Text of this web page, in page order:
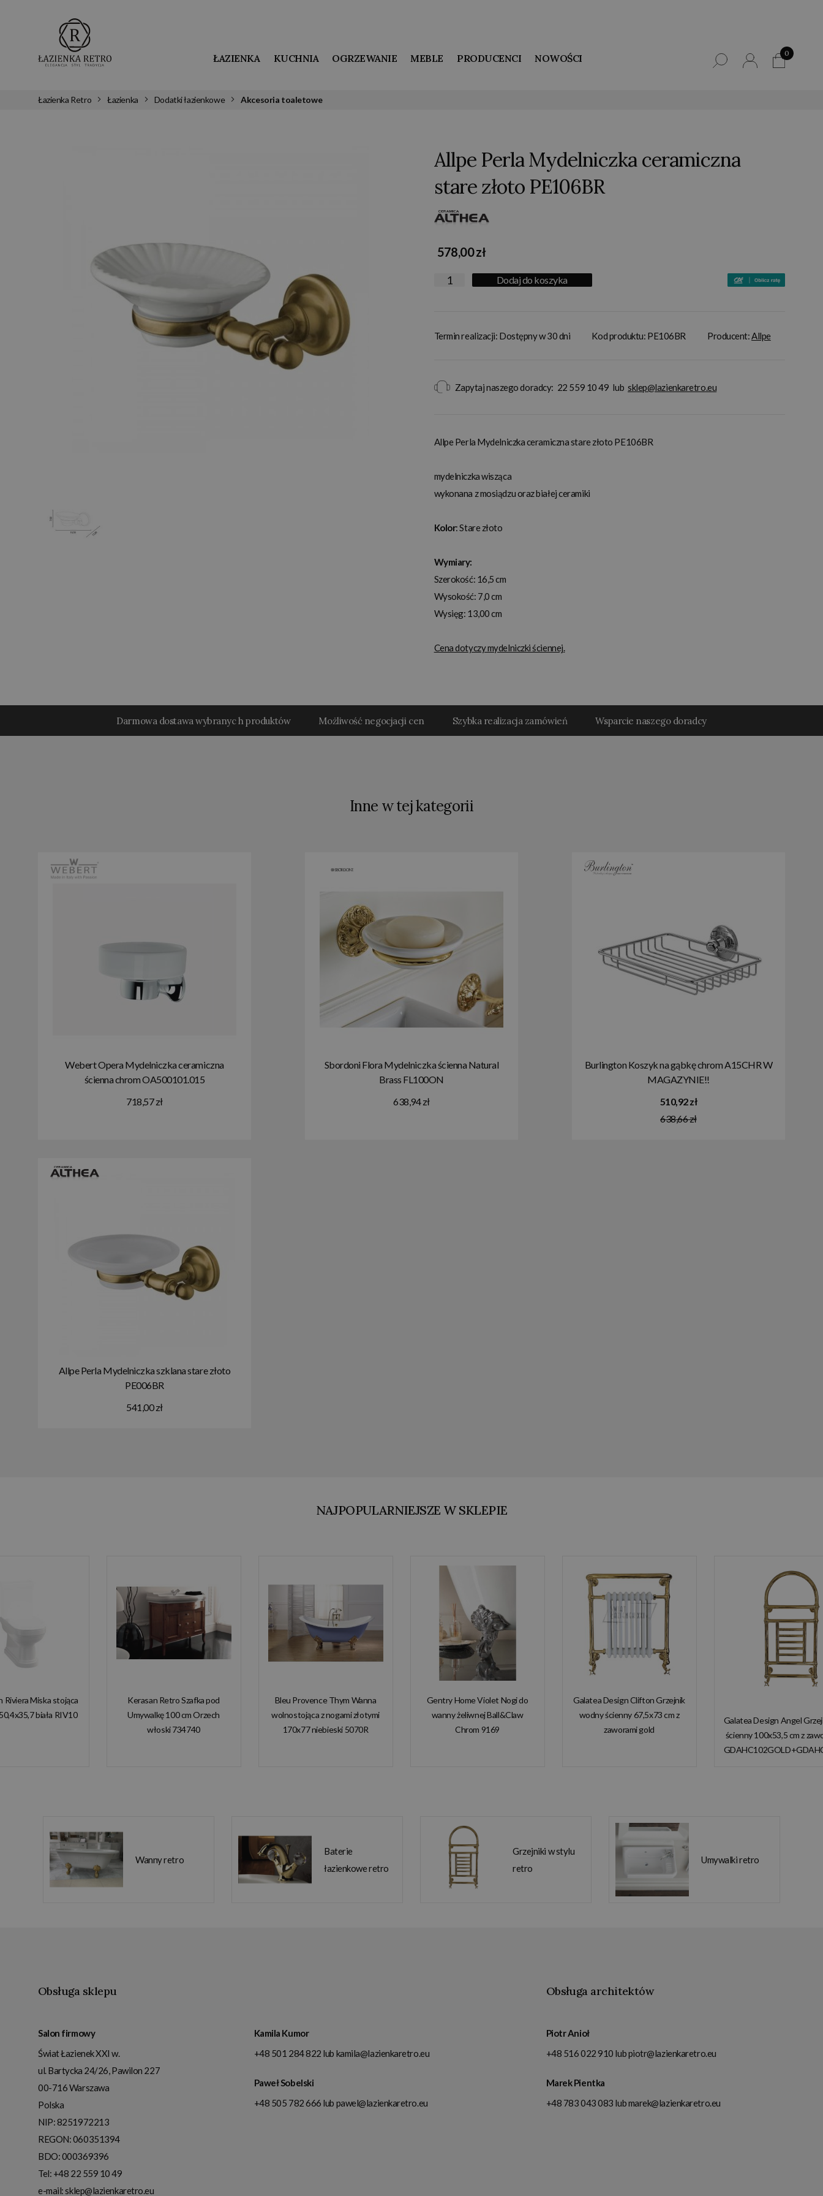
ŁAZIENKA KUCHNIA OGRZEWANIE MEBLE PRODUCENCI NOWOŚCI 0
Łazienka Retro Łazienka Dodatki łazienkowe Akcesoria toaletowe
Allpe Perla Mydelniczka ceramiczna
stare złoto PE106BR
578,00 zł
Dodaj do koszyka
Termin realizacji: Dostępny w 30 dni Kod produktu: PE106BR Producent:Allpe
Zapytaj naszego doradcy: 22 559 10 49 lub sklep@lazienkaretro.eu
Allpe Perla Mydelniczka ceramiczna stare złoto PE106BR
mydelniczka wisząca
wykonana z mosiądzu oraz białej ceramiki
Kolor: Stare złoto
Wymiary:
Szerokość: 16,5 cm
Wysokość: 7,0 cm
Wysięg: 13,00 cm
Cena dotyczy mydelniczki ściennej.
Darmowa dostawa wybranyc h produktów Możliwość negocjacji cen Szybka realizacja zamówień Wsparcie naszego doradcy
Inne w tej kategorii
Webert Opera Mydelniczka ceramiczna
ścienna chrom OA500101.015
718,57 zł
Sbordoni Flora Mydelniczka ścienna Natural
Brass FL100ON
638,94 zł
Burlington Koszyk na gąbkę chrom A15CHR W
MAGAZYNIE!!
510,92 zł
638,66 zł
Allpe Perla Mydelniczka szklana stare złoto
PE006BR
541,00 zł
NAJPOPULARNIEJSZE W SKLEPIE
Riviera Miska stojąca
biała RIV10
Kerasan Retro Szafka pod
Umywalkę 100 cm Orzech
włoski 734740
Bleu Provence Thym Wanna
wolnostojąca z nogami złotymi
170x77 niebieski 5070R
Gentry Home Violet Nogi do
wanny żeliwnej Ball&Claw
Chrom 9169
Galatea Design Clifton Grzejnik
wodny ścienny 67,5x73 cm z
zaworami gold
Galatea Design Angel
ścienny 100x53,5 cm z
Wanny retro
Baterie
łazienkowe retro
Grzejniki w stylu
retro
Umywalki retro
Obsługa sklepu
Salon firmowy
Świat Łazienek XXI w.
ul. Bartycka 24/26, Pawilon 227
00-716Warszawa
Polska
NIP:8251972213
REGON: 060351394
BDO: 000369396
Tel: +48 22 559 10 49
e-mail:sklep@lazienkaretro.eu
Kamila Kumor
+48 501 284 822 lub kamila@lazienkaretro.eu
Paweł Sobelski
+48 505 782 666 lub pawel@lazienkaretro.eu
Obsługa architektów
Piotr Anioł
+48 516 022 910 lubpiotr@lazienkaretro.eu
Marek Pientka
+48 783 043 083 lubmarek@lazienkaretro.eu